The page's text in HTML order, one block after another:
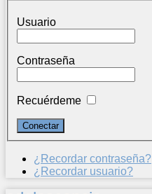
Usuario
Contraseña
Recuérdeme
¿Recordar contraseña?
¿Recordar usuario?